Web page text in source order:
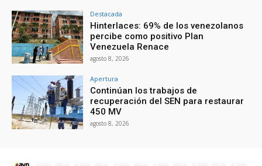
Destacada
Hinterlaces: 69% de los venezolanos
percibe como positivo Plan
Venezuela Renace
agosto 8, 2026
Apertura
Continúan los trabajos de
recuperación del SEN para restaurar
450 MV
agosto 8, 2026